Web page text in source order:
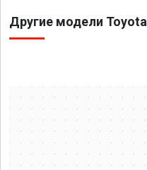
Другие модели Toyota